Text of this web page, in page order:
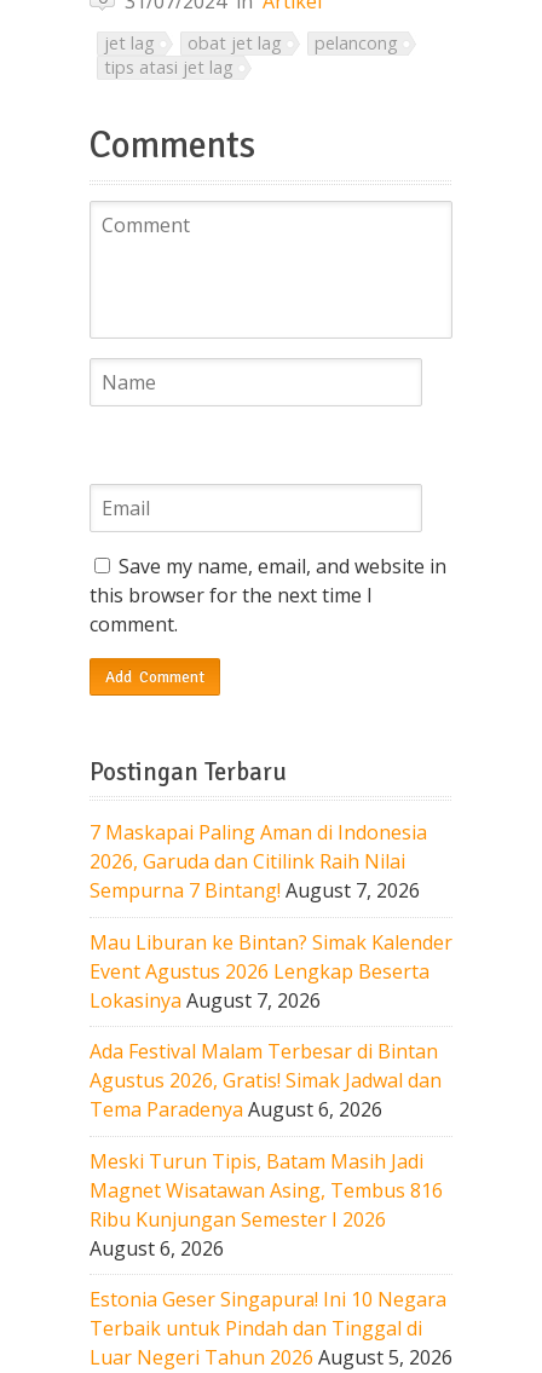
jet lag obat jet lag
pelancong
tips atasi jet lag
Comments
Save my name, email, and website in
this browser for the next time I
comment.
Postingan Terbaru
7 Maskapai Paling Aman di Indonesia
2026, Garuda dan Citilink Raih Nilai
Sempurna 7 Bintang! August 7, 2026
Mau Liburan ke Bintan? Simak Kalender
Event Agustus 2026 Lengkap Beserta
Lokasinya August 7, 2026
Ada Festival Malam Terbesar di Bintan
Agustus 2026, Gratis! Simak Jadwal dan
Tema Paradenya August 6, 2026
Meski Turun Tipis, Batam Masih Jadi
Magnet Wisatawan Asing, Tembus 816
Ribu Kunjungan Semester I 2026
August 6, 2026
Estonia Geser Singapura! Ini 10 Negara
Terbaik untuk Pindah dan Tinggal di
Luar Negeri Tahun 2026 August 5, 2026